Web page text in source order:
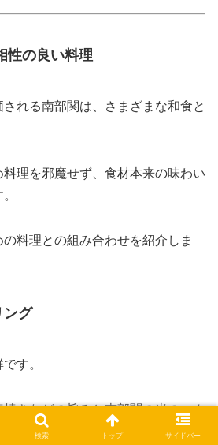
性の良い料理
れる南部関は、さまざまな和食と
理を邪魔せず、食材本来の味わい
料理との組み合わせを紹介しま
ング
す。
きなどの旨みと南部関の米のコク
検索 トップ サイドバー